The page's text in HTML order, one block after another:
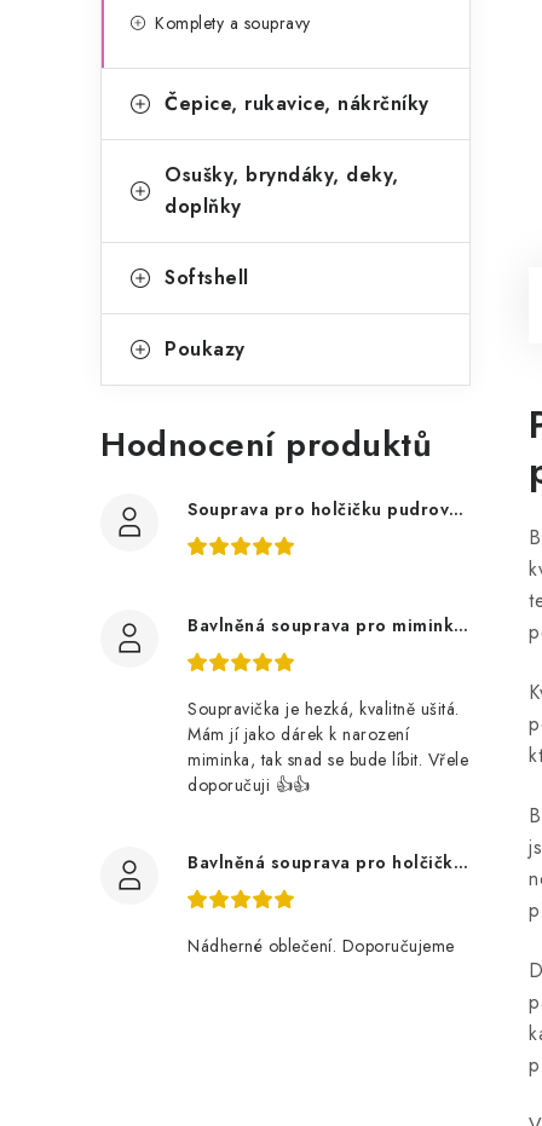
Komplety a soupravy
Čepice, rukavice, nákrčníky
Osušky, bryndáky, deky,
doplňky
Softshell
Poukazy
Hodnocení produktů
Souprava pro holčičku pudrově růžová, ptáčci květy
Bavlněná souprava pro miminko, zvířátka v lese
Soupravička je hezká, kvalitně ušitá.
Mám jí jako dárek k narození
miminka, tak snad se bude líbit. Vřele
doporučuji 👍👍
Bavlněná souprava pro holčičku, tmavé květy
Nádherné oblečení. Doporučujeme